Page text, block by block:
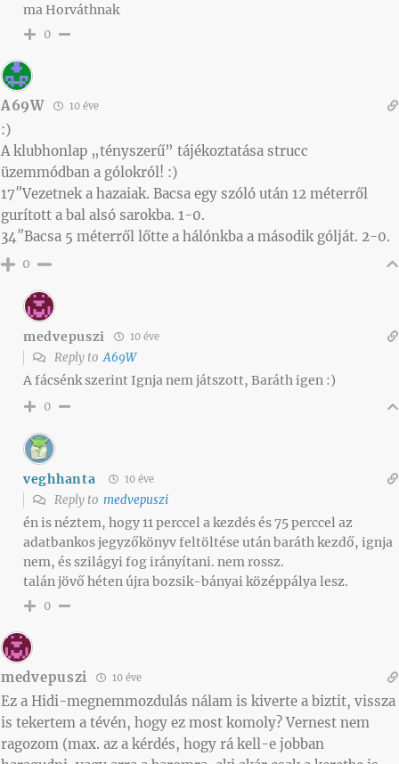
ma Horváthnak
0
A69W 10 éve
:)
A klubhonlap „tényszerű” tájékoztatása strucc
üzemmódban a gólokról! :)
17″Vezetnek a hazaiak. Bacsa egy szóló után 12 méterről
gurított a bal alsó sarokba. 1-0.
34″Bacsa 5 méterről lőtte a hálónkba a második gólját. 2-0.
0
medvepuszi 10 éve
Reply toA69W
A fácsénk szerint Ignja nem játszott, Baráth igen :)
0
veghhanta 10 éve
Reply to medvepuszi
én is néztem, hogy 11 perccel a kezdés és 75 perccel az
adatbankos jegyzőkönyv feltöltése után baráth kezdő, ignja
nem, és szilágyi fog irányítani. nem rossz.
talán jövő héten újra bozsik-bányai középpálya lesz.
0
medvepuszi 10 éve
Ez a Hidi-megnemmozdulás nálam is kiverte a biztit, vissza
is tekertem a tévén, hogy ez most komoly? Vernest nem
ragozom (max. az a kérdés, hogy rá kell-e jobban